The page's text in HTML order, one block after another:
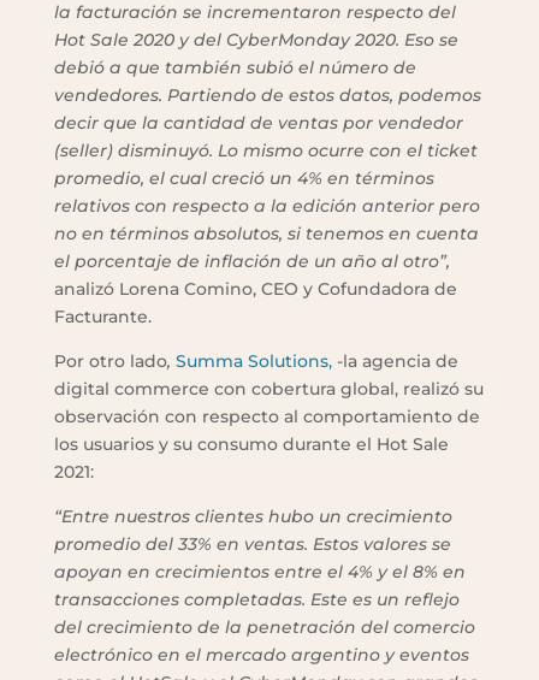
la facturación se incrementaron respecto del
Hot Sale 2020 y del CyberMonday 2020. Eso se
debió a que también subió el número de
vendedores. Partiendo de estos datos, podemos
decir que la cantidad de ventas por vendedor
(seller) disminuyó. Lo mismo ocurre con el ticket
promedio, el cual creció un 4% en términos
relativos con respecto a la edición anterior pero
no en términos absolutos, si tenemos en cuenta
el porcentaje de inflación de un año al otro”,
analizó Lorena Comino, CEO y Cofundadora de
Facturante.
Por otro lado, Summa Solutions,-la agencia de
digital commerce con cobertura global, realizó su
observación con respecto al comportamiento de
los usuarios y su consumo durante el Hot Sale
2021:
“Entre nuestros clientes hubo un crecimiento
promedio del 33% en ventas. Estos valores se
apoyan en crecimientos entre el 4% y el 8% en
transacciones completadas. Este es un reflejo
del crecimiento de la penetración del comercio
electrónico en el mercado argentino y eventos